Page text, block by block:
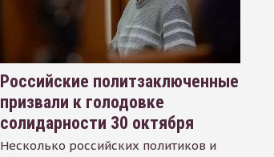
Российские политзаключенные
призвали к голодовке
солидарности 30 октября
Несколько российских политиков и